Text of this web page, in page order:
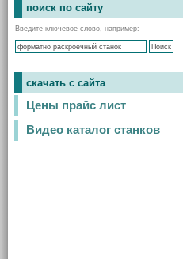
поиск по сайту
Введите ключевое слово, например:
скачать с сайта
Цены прайс лист
Видео каталог станков